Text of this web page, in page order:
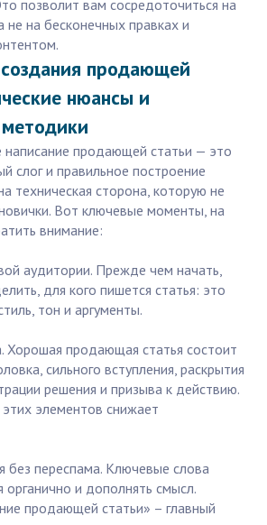
позволит вам сосредоточиться на
не на бесконечных правках и
продающей
нюансы и
продающей статьи — это
слог и правильное построение
техническая сторона, которую не
Вот ключевые моменты, на
внимание:
аудитории. Прежде чем начать,
для кого пишется статья: это
тон и аргументы.
Хорошая продающая статья состоит
сильного вступления, раскрытия
решения и призыва к действию.
элементов снижает
без переспама. Ключевые слова
органично и дополнять смысл.
продающей статьи» – главный